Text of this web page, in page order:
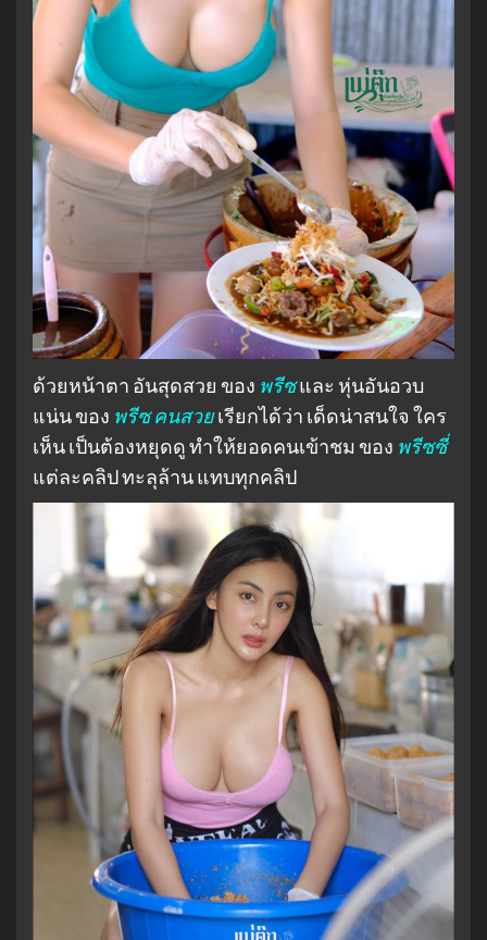
ด้วยหน้าตา อันสุดสวย ของ พรีซและ หุ่นอันอวบ
แน่น ของ พรีซ คนสวยเรียกได้ว่า เด็ดน่าสนใจ ใคร
เห็น เป็นต้องหยุดดู ทำให้ยอดคนเข้าชม ของ พรีซซี่
แต่ละคลิป ทะลุล้าน แทบทุกคลิป